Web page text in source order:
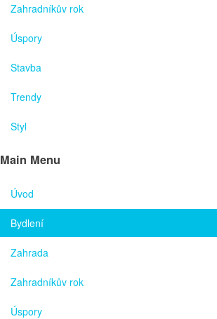
Zahradníkův rok
Úspory
Stavba
Trendy
Styl
Main Menu
Úvod
Bydlení
Zahrada
Zahradníkův rok
Úspory